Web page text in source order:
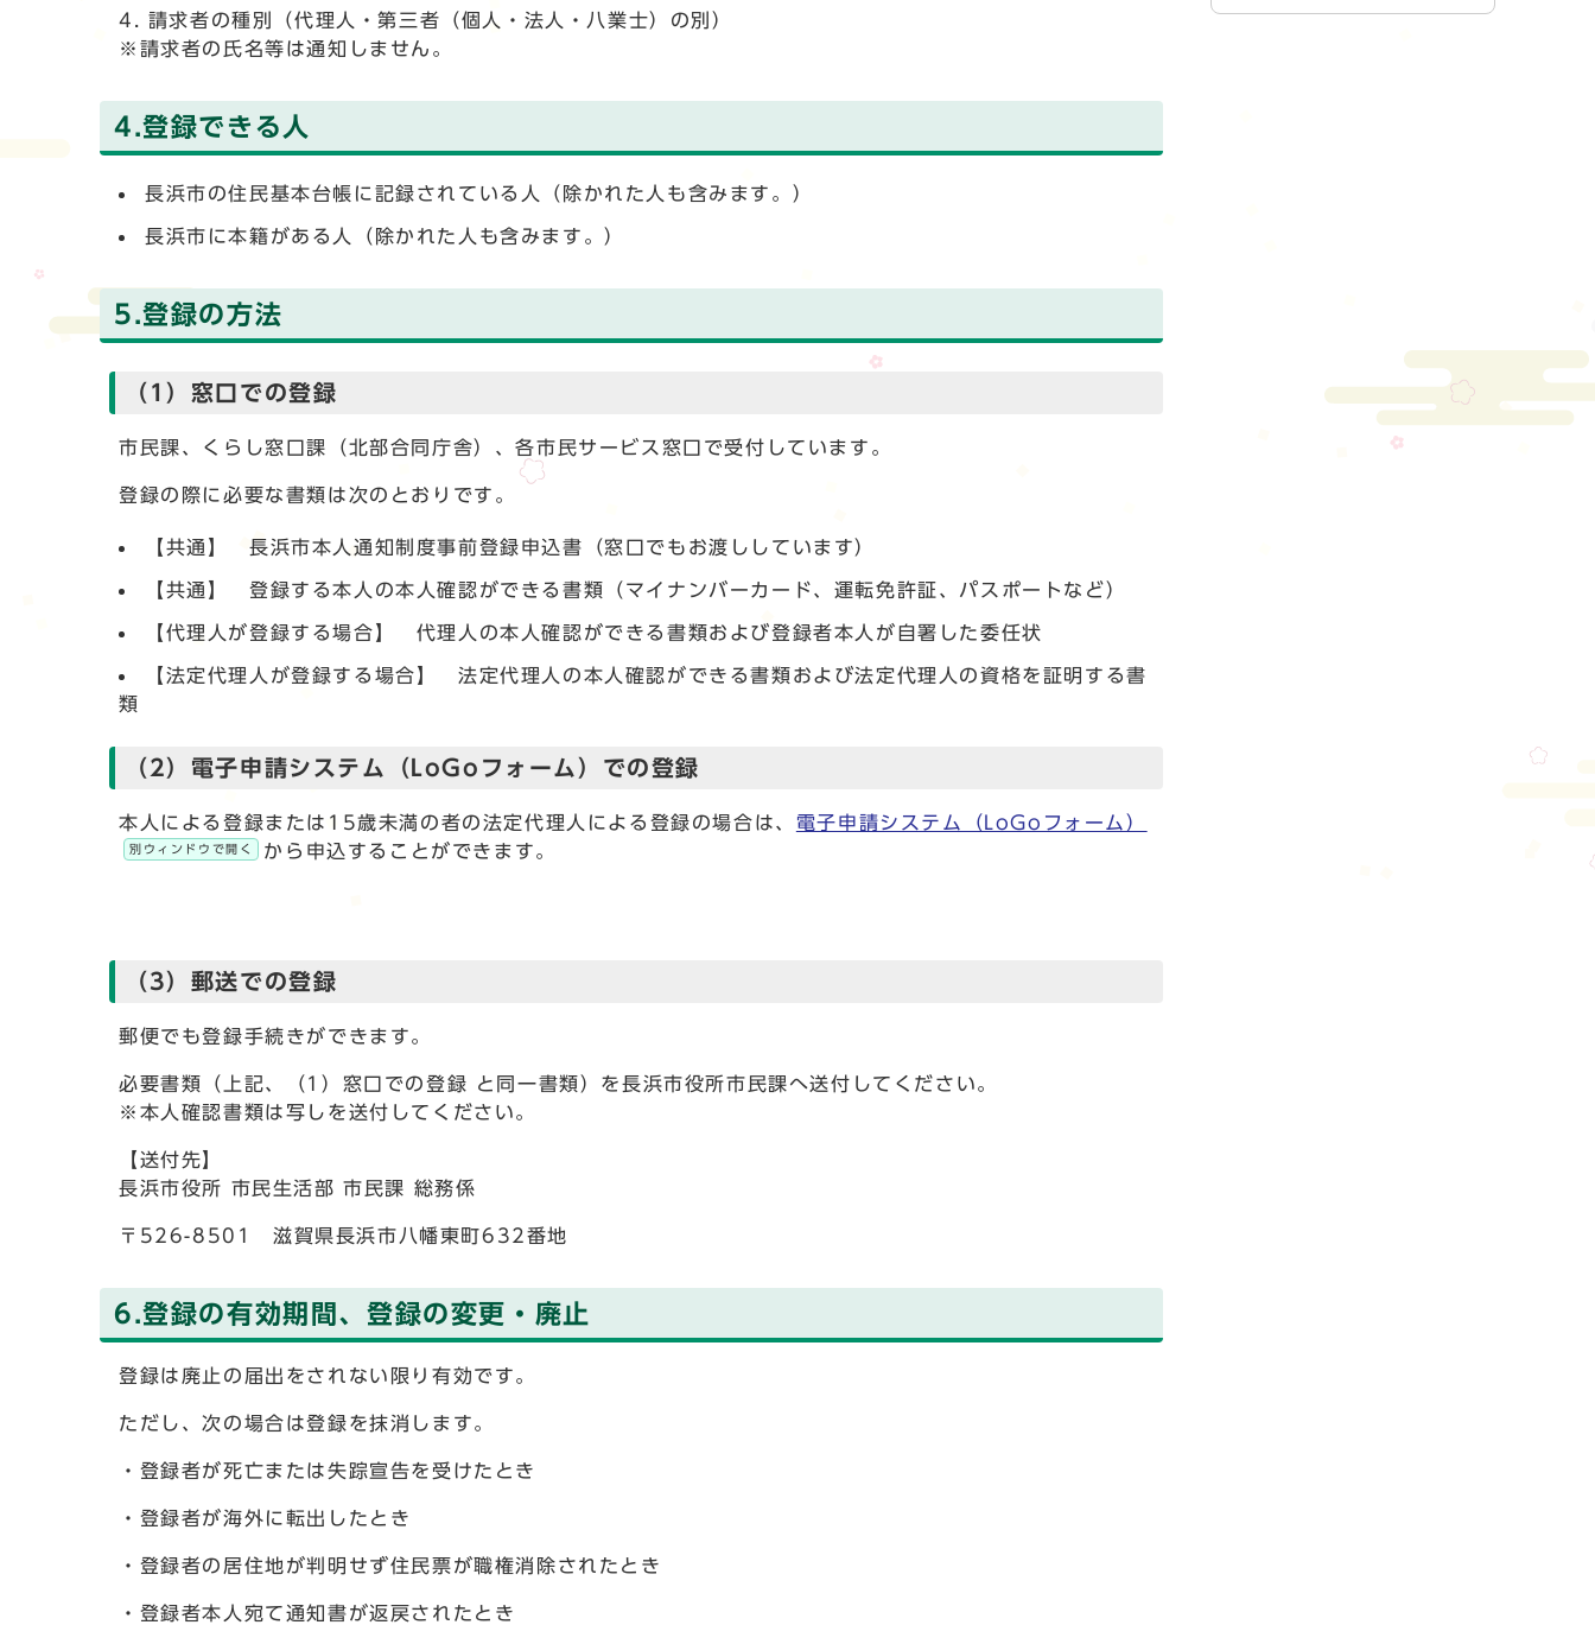
請求者の種別（代理人・第三者（個人・法人・八業士）の別）
※請求者の氏名等は通知しません。
4.登録できる人
長浜市の住民基本台帳に記録されている人（除かれた人も含みます。）
長浜市に本籍がある人（除かれた人も含みます。）
5.登録の方法
（1）窓口での登録
市民課、くらし窓口課（北部合同庁舎）、各市民サービス窓口で受付しています。
登録の際に必要な書類は次のとおりです。
【共通】 長浜市本人通知制度事前登録申込書（窓口でもお渡ししています）
【共通】 登録する本人の本人確認ができる書類（マイナンバーカード、運転免許証、パスポートなど）
【代理人が登録する場合】 代理人の本人確認ができる書類および登録者本人が自署した委任状
【法定代理人が登録する場合】 法定代理人の本人確認ができる書類および法定代理人の資格を証明する書
類
（2）電子申請システム（LoGoフォーム）での登録
本人による登録または15歳未満の者の法定代理人による登録の場合は、 電子申請システム（LoGoフォーム）
別ウィンドウで開く から申込することができます。
（3）郵送での登録
郵便でも登録手続きができます。
必要書類（上記、（1）窓口での登録 と同一書類）を長浜市役所市民課へ送付してください。
※本人確認書類は写しを送付してください。
【送付先】
長浜市役所 市民生活部 市民課 総務係
〒526-8501 滋賀県長浜市八幡東町632番地
6.登録の有効期間、登録の変更・廃止
登録は廃止の届出をされない限り有効です。
ただし、次の場合は登録を抹消します。
・登録者が死亡または失踪宣告を受けたとき
・登録者が海外に転出したとき
・登録者の居住地が判明せず住民票が職権消除されたとき
・登録者本人宛て通知書が返戻されたとき